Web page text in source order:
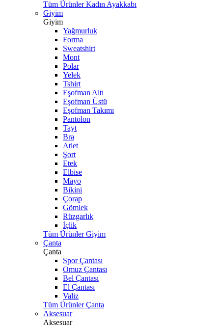
Tüm Ürünler Kadın Ayakkabı
Giyim
Giyim
Yağmurluk
Forma
Sweatshirt
Mont
Polar
Yelek
Tshirt
Eşofman Altı
Eşofman Üstü
Eşofman Takımı
Pantolon
Tayt
Bra
Atlet
Şort
Etek
Elbise
Mayo
Bikini
Çorap
Gömlek
Rüzgarlık
İçlik
Tüm Ürünler Giyim
Çanta
Çanta
Spor Çantası
Omuz Çantası
Bel Çantası
El Çantası
Valiz
Tüm Ürünler Çanta
Aksesuar
Aksesuar